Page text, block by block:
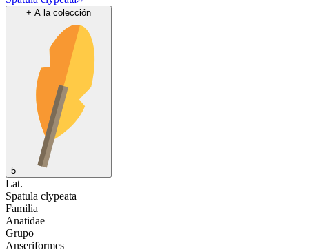
+ A la colección
5
Lat.
Spatula clypeata
Familia
Anatidae
Grupo
Anseriformes